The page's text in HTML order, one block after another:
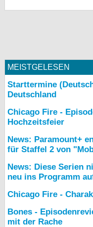
MEISTGELESEN
Starttermine
Deutschland
Chicago Fire -
Hochzeitsfeier
News: Paramount+
für Staffel 2 von
News: Diese Serien
neu ins Programm
Chicago Fire -
Bones -
mit der Rache